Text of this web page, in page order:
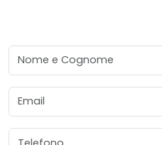
Nome e Cognome
Email
Telefono